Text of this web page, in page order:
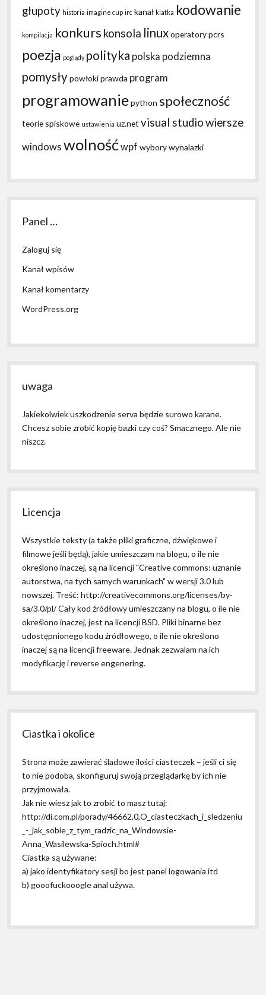
głupoty historia imagine cup irc kanał klatka kodowanie
kompilacja konkurs konsola linuxoperatorypcrs
poezja poglądy polityka polska podziemna
pomysłypowłokiprawda program
programowaniepython społeczność
teorie spiskowe ustawienia uz.net visual studiowiersze
windows wolnośćwpf wyborywynalazki
Panel …
Zaloguj się
Kanał wpisów
Kanał komentarzy
WordPress.org
uwaga
Jakiekolwiek uszkodzenie serva będzie surowo karane.
Chcesz sobie zrobić kopię bazki czy coś? Smacznego. Ale nie
niszcz.
Licencja
Wszystkie teksty (a także pliki graficzne, dźwiękowe i
filmowe jeśli będą), jakie umieszczam na blogu, o ile nie
określono inaczej, są na licencji "Creative commons: uznanie
autorstwa, na tych samych warunkach" w wersji 3.0 lub
nowszej. Treść: http://creativecommons.org/licenses/by-
sa/3.0/pl/ Cały kod źródłowy umieszczany na blogu, o ile nie
określono inaczej, jest na licencji BSD. Pliki binarne bez
udostępnionego kodu źródłowego, o ile nie określono
inaczej są na licencji freeware. Jednak zezwalam na ich
modyfikację i reverse engenering.
Ciastka i okolice
Strona może zawierać śladowe ilości ciasteczek – jeśli ci się
to nie podoba, skonfiguruj swoją przeglądarkę by ich nie
przyjmowała.
Jak nie wiesz jak to zrobić to masz tutaj:
http://di.com.pl/porady/46662,0,O_ciasteczkach_i_sledzeniu
_-_jak_sobie_z_tym_radzic_na_Windowsie-
Anna_Wasilewska-Spioch.html#
Ciastka są używane:
a) jako identyfikatory sesji bo jest panel logowania itd
b) gooofuckooogle anal używa.